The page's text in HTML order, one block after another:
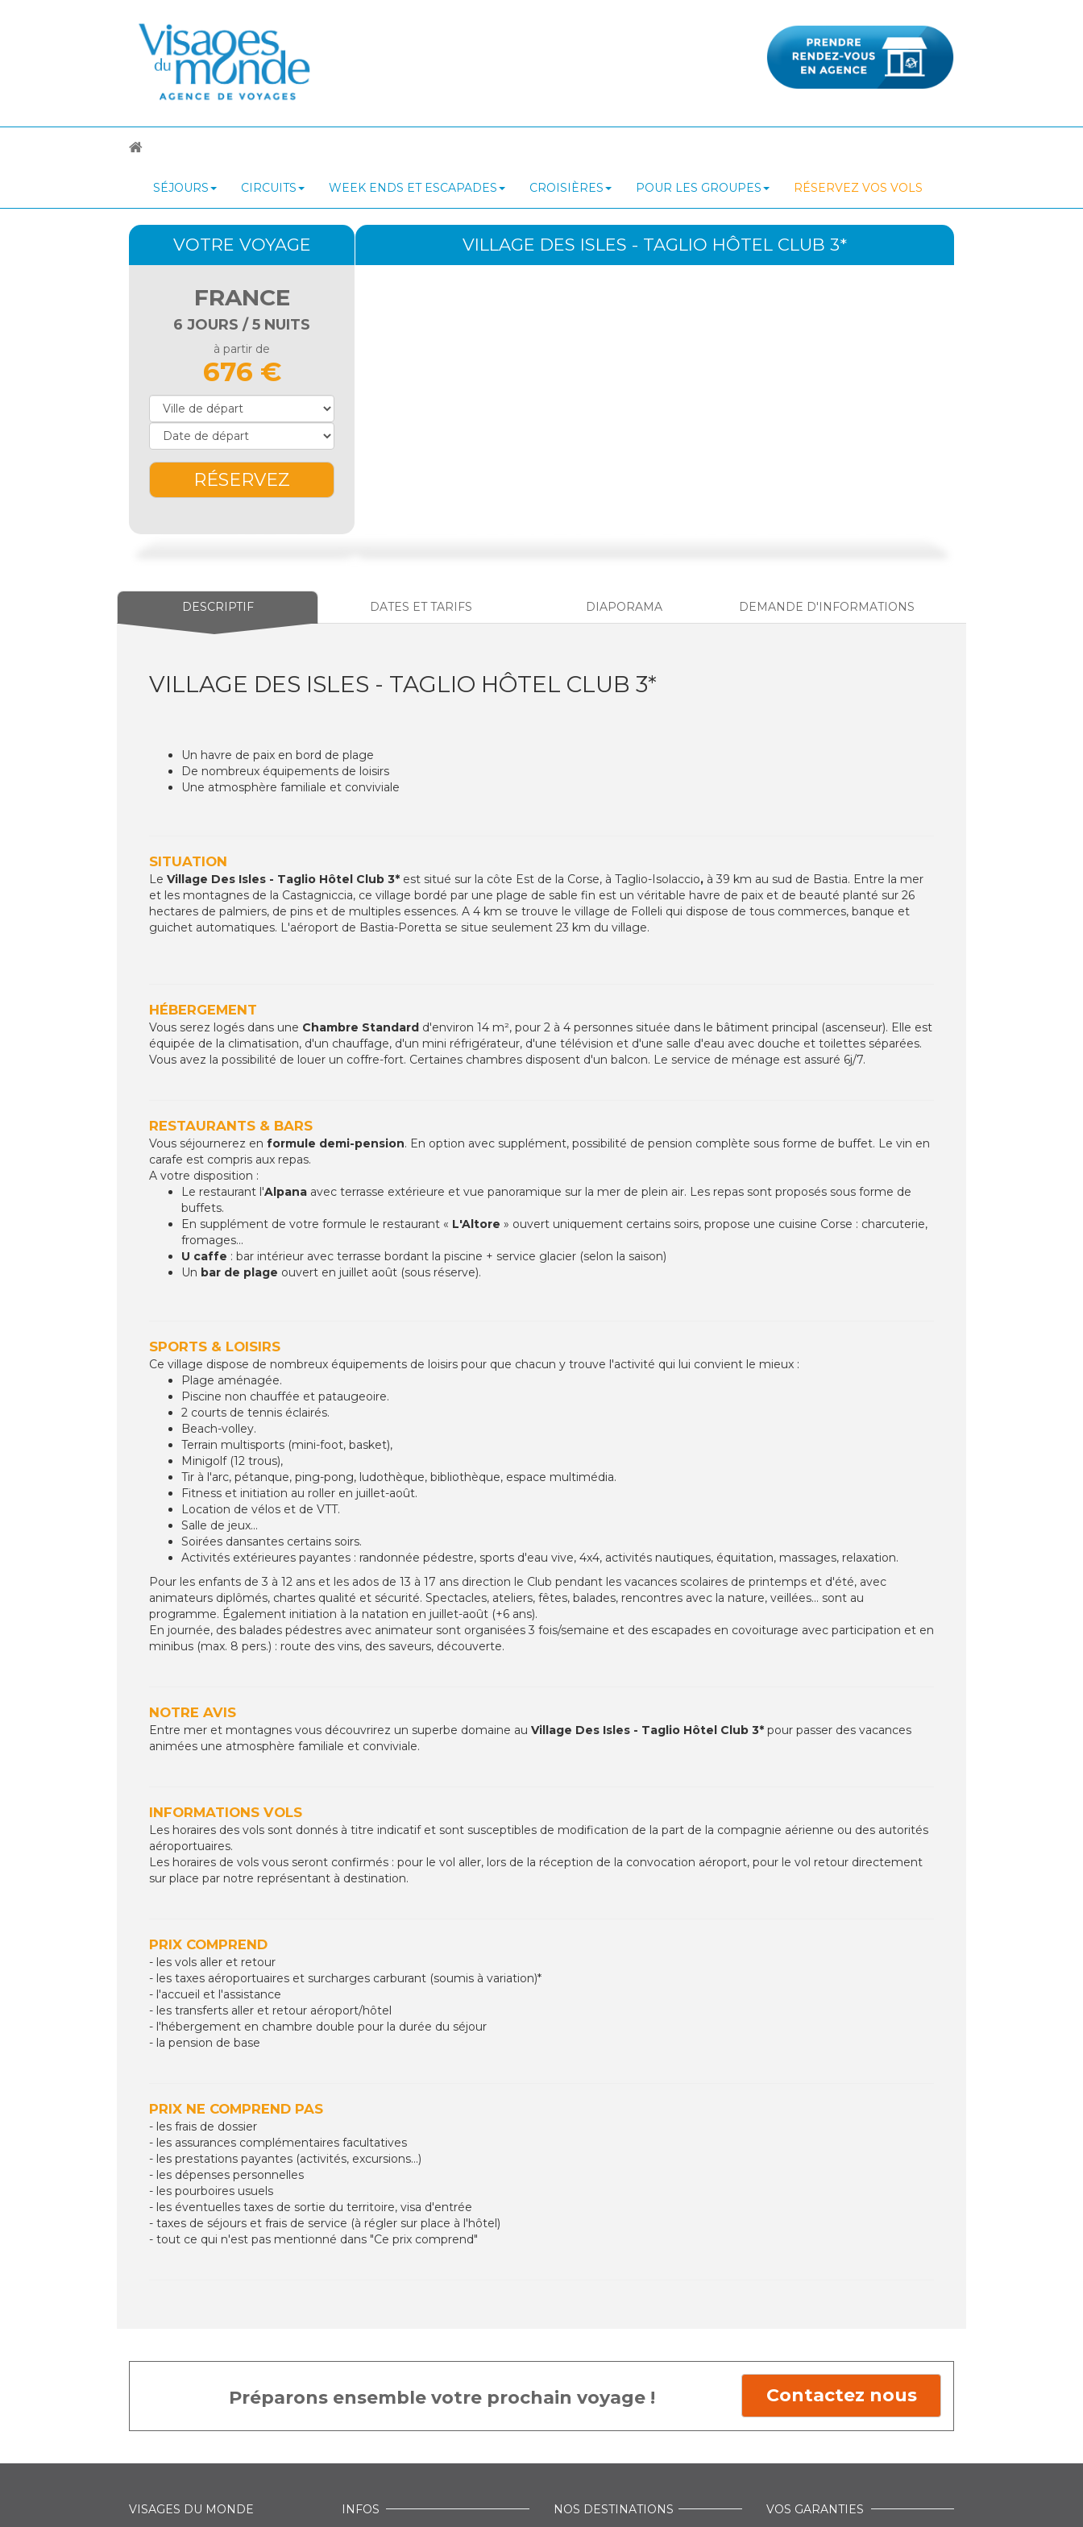
SÉJOURS CIRCUITS WEEK ENDS ET ESCAPADES CROISIÈRES POUR LES GROUPES RÉSERVEZ VOS VOLS
VILLAGE DES ISLES - TAGLIO HÔTEL CLUB 3*
VOTRE VOYAGE
FRANCE
6 JOURS / 5 NUITS
à partir de
676 €
RÉSERVEZ
DESCRIPTIF DATES ET TARIFS DIAPORAMA DEMANDE D'INFORMATIONS
VILLAGE DES ISLES - TAGLIO HÔTEL CLUB 3*
Un havre de paix en bord de plage
De nombreux équipements de loisirs
Une atmosphère familiale et conviviale
SITUATION
Le Village Des Isles - Taglio Hôtel Club 3* est situé sur la côte Est de la Corse, à Taglio-Isolaccio, à 39 km au sud de Bastia. Entre la mer
et les montagnes de la Castagniccia, ce village bordé par une plage de sable fin est un véritable havre de paix et de beauté planté sur 26
hectares de palmiers, de pins et de multiples essences. A 4 km se trouve le village de Folleli qui dispose de tous commerces, banque et
guichet automatiques. L'aéroport de Bastia-Poretta se situe seulement 23 km du village.
HÉBERGEMENT
Vous serez logés dans une Chambre Standard d'environ 14 m², pour 2 à 4 personnes située dans le bâtiment principal (ascenseur). Elle est
équipée de la climatisation, d'un chauffage, d'un mini réfrigérateur, d'une télévision et d'une salle d'eau avec douche et toilettes séparées.
Vous avez la possibilité de louer un coffre-fort. Certaines chambres disposent d'un balcon. Le service de ménage est assuré 6j/7.
RESTAURANTS & BARS
Vous séjournerez en formule demi-pension. En option avec supplément, possibilité de pension complète sous forme de buffet. Le vin en
carafe est compris aux repas.
A votre disposition :
Le restaurant l'Alpana avec terrasse extérieure et vue panoramique sur la mer de plein air. Les repas sont proposés sous forme de
buffets.
En supplément de votre formule le restaurant « L'Altore » ouvert uniquement certains soirs, propose une cuisine Corse : charcuterie,
fromages...
U caffe : bar intérieur avec terrasse bordant la piscine + service glacier (selon la saison)
Un bar de plage ouvert en juillet août (sous réserve).
SPORTS & LOISIRS
Ce village dispose de nombreux équipements de loisirs pour que chacun y trouve l'activité qui lui convient le mieux :
Plage aménagée.
Piscine non chauffée et pataugeoire.
2 courts de tennis éclairés.
Beach-volley.
Terrain multisports (mini-foot, basket),
Minigolf (12 trous),
Tir à l'arc, pétanque, ping-pong, ludothèque, bibliothèque, espace multimédia.
Fitness et initiation au roller en juillet-août.
Location de vélos et de VTT.
Salle de jeux...
Soirées dansantes certains soirs.
Activités extérieures payantes : randonnée pédestre, sports d'eau vive, 4x4, activités nautiques, équitation, massages, relaxation.
Pour les enfants de 3 à 12 ans et les ados de 13 à 17 ans direction le Club pendant les vacances scolaires de printemps et d'été, avec
animateurs diplômés, chartes qualité et sécurité. Spectacles, ateliers, fêtes, balades, rencontres avec la nature, veillées... sont au
programme. Également initiation à la natation en juillet-août (+6 ans).
En journée, des balades pédestres avec animateur sont organisées 3 fois/semaine et des escapades en covoiturage avec participation et en
minibus (max. 8 pers.) : route des vins, des saveurs, découverte.
NOTRE AVIS
Entre mer et montagnes vous découvrirez un superbe domaine au Village Des Isles - Taglio Hôtel Club 3* pour passer des vacances
animées une atmosphère familiale et conviviale.
INFORMATIONS VOLS
Les horaires des vols sont donnés à titre indicatif et sont susceptibles de modification de la part de la compagnie aérienne ou des autorités
aéroportuaires.
Les horaires de vols vous seront confirmés : pour le vol aller, lors de la réception de la convocation aéroport, pour le vol retour directement
sur place par notre représentant à destination.
PRIX COMPREND
- les vols aller et retour
- les taxes aéroportuaires et surcharges carburant (soumis à variation)*
- l'accueil et l'assistance
- les transferts aller et retour aéroport/hôtel
- l'hébergement en chambre double pour la durée du séjour
- la pension de base
PRIX NE COMPREND PAS
- les frais de dossier
- les assurances complémentaires facultatives
- les prestations payantes (activités, excursions...)
- les dépenses personnelles
- les pourboires usuels
- les éventuelles taxes de sortie du territoire, visa d'entrée
- taxes de séjours et frais de service (à régler sur place à l'hôtel)
- tout ce qui n'est pas mentionné dans "Ce prix comprend"
Préparons ensemble votre prochain voyage ! Contactez nous
VISAGES DU MONDE INFOS NOS DESTINATIONS VOS GARANTIES